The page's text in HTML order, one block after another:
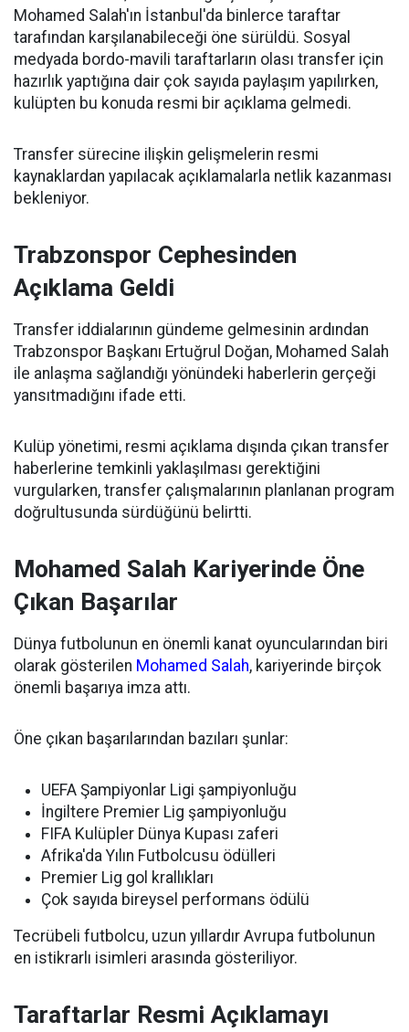
Mohamed Salah'ın İstanbul'da binlerce taraftar
tarafından karşılanabileceği öne sürüldü. Sosyal
medyada bordo-mavili taraftarların olası transfer için
hazırlık yaptığına dair çok sayıda paylaşım yapılırken,
kulüpten bu konuda resmi bir açıklama gelmedi.
Transfer sürecine ilişkin gelişmelerin resmi
kaynaklardan yapılacak açıklamalarla netlik kazanması
bekleniyor.
Trabzonspor Cephesinden
Açıklama Geldi
Transfer iddialarının gündeme gelmesinin ardından
Trabzonspor Başkanı Ertuğrul Doğan, Mohamed Salah
ile anlaşma sağlandığı yönündeki haberlerin gerçeği
yansıtmadığını ifade etti.
Kulüp yönetimi, resmi açıklama dışında çıkan transfer
haberlerine temkinli yaklaşılması gerektiğini
vurgularken, transfer çalışmalarının planlanan program
doğrultusunda sürdüğünü belirtti.
Mohamed Salah Kariyerinde Öne
Çıkan Başarılar
Dünya futbolunun en önemli kanat oyuncularından biri
olarak gösterilen Mohamed Salah, kariyerinde birçok
önemli başarıya imza attı.
Öne çıkan başarılarından bazıları şunlar:
UEFA Şampiyonlar Ligi şampiyonluğu
İngiltere Premier Lig şampiyonluğu
FIFA Kulüpler Dünya Kupası zaferi
Afrika'da Yılın Futbolcusu ödülleri
Premier Lig gol krallıkları
Çok sayıda bireysel performans ödülü
Tecrübeli futbolcu, uzun yıllardır Avrupa futbolunun
en istikrarlı isimleri arasında gösteriliyor.
Taraftarlar Resmi Açıklamayı